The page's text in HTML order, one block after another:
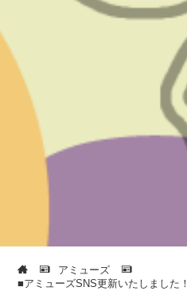
アミューズ
■アミューズSNS更新いたしました！